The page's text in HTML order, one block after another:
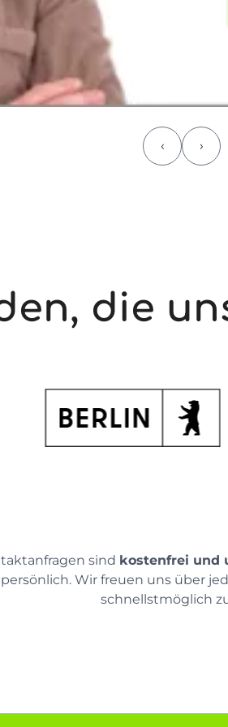
‹ ›
die
sind kostenfrei und
Wir freuen uns über
schnellstmöglich